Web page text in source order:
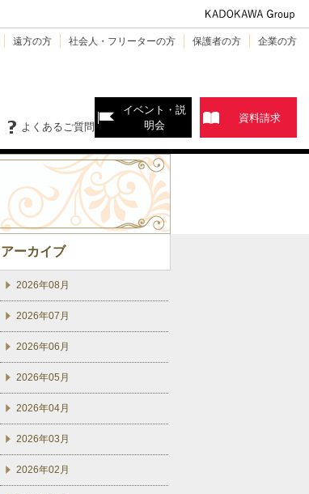
遠方の方 社会人・フリーターの方 保護者の方 企業の方
よくあるご質問
イベント・説
明会
資料請求
アーカイブ
2026年08月
2026年07月
2026年06月
2026年05月
2026年04月
2026年03月
2026年02月